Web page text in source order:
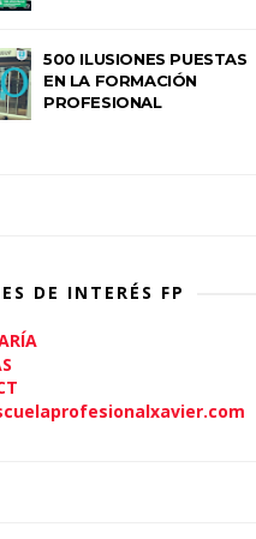
500 ILUSIONES PUESTAS
EN LA FORMACIÓN
PROFESIONAL
DE INTERÉS FP